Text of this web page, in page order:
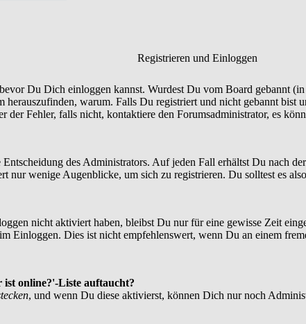
Registrieren und Einloggen
Du Dich einloggen kannst. Wurdest Du vom Board gebannt
herauszufinden, warum. Falls Du registriert und nicht gebannt
der Fehler, falls nicht, kontaktiere den Forumsadministrator, es
des Administrators. Auf jeden Fall erhältst Du nach
nur wenige Augenblicke, um sich zu registrieren. Du solltest es
nicht aktiviert haben, bleibst Du nur für eine gewisse Zeit
Einloggen. Dies ist nicht empfehlenswert, wenn Du an einem
online?'-Liste auftaucht?
, und wenn Du diese aktivierst, können Dich nur noch